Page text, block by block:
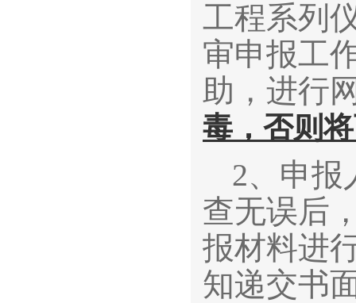
工程系列
审申报工
助，进行
毒，否则
2、申报
查无误后
报材料进
知递交书